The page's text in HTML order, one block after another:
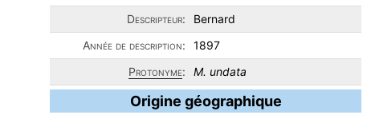
Descripteur:
Bernard
Année de description:
1897
Protonyme: M. undata
Origine géographique